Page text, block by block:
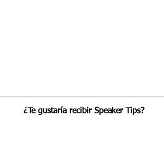
¿Te gustaría recibir Speaker Tips?